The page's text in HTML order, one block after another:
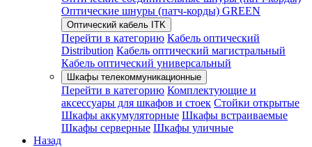
Оптические шнуры (патч-корды) GREEN
Оптический кабель ITK
Перейти в категорию Кабель оптический
Distribution Кабель оптический магистральный
Кабель оптический универсальный
Шкафы телекоммуникационные
Перейти в категорию Комплектующие и
аксессуары для шкафов и стоек Стойки открытые
Шкафы аккумуляторные Шкафы встраиваемые
Шкафы серверные Шкафы уличные
Назад